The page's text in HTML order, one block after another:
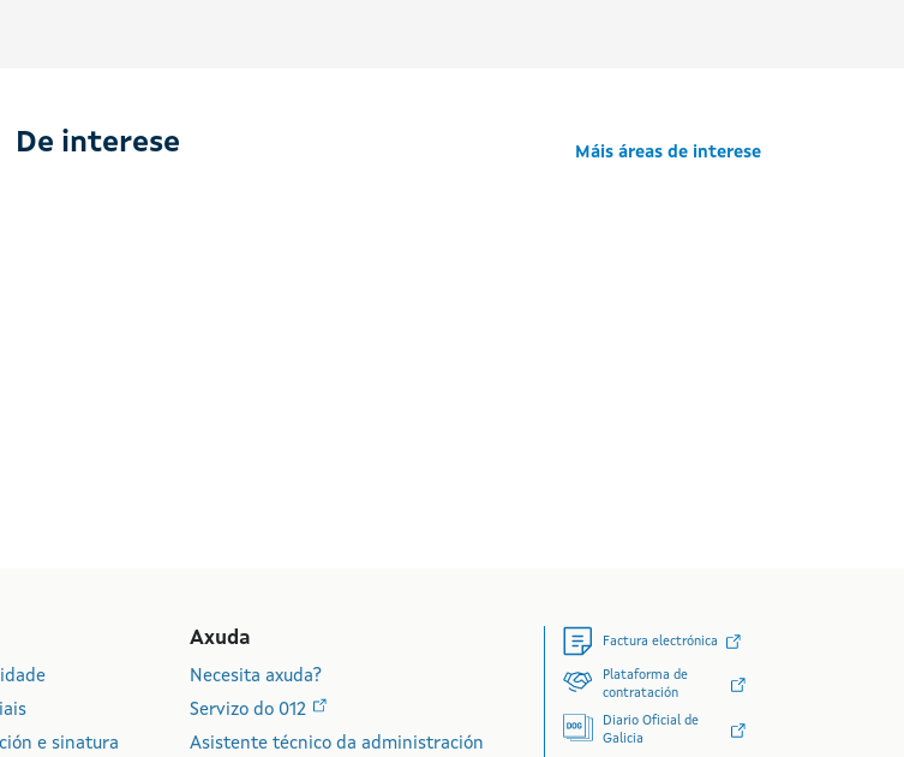
De interese Máis áreas de interese
e sinatura
Axuda
Necesita axuda?
Servizo do 012
Asistente técnico da administración
Factura electrónica
Plataforma de
contratación
Diario Oficial de
Galicia